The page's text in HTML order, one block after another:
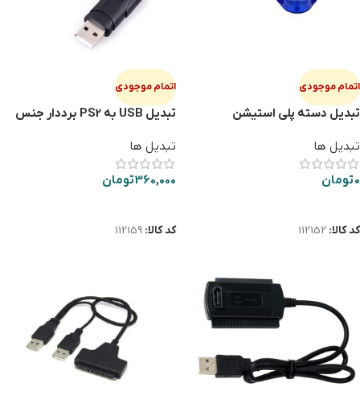
اتمام موجودی
تبدیل دسته پلی استیشن
تبدیل ها
0تومان
کد کالا: 112152
اتمام موجودی
تبدیل USB به PS2 برددار جنس
تبدیل ها
360,000تومان
کد کالا: 112159